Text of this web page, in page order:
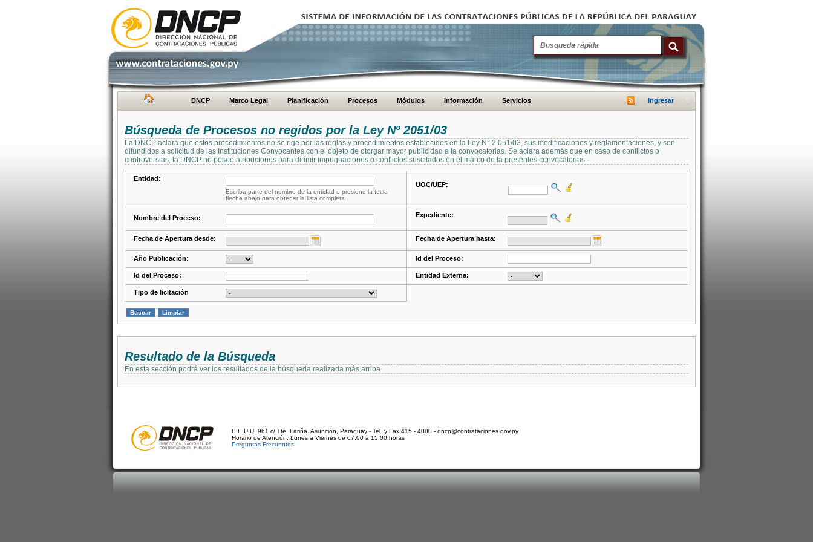
DNCP Marco Legal Planificación Procesos Módulos Información Servicios Ingresar
Búsqueda de Procesos no regidos por la Ley Nº 2051/03
La DNCP aclara que estos procedimientos no se rige por las reglas y procedimientos establecidos en la Ley N° 2.051/03, sus modificaciones y reglamentaciones, y son
difundidos a solicitud de las Instituciones Convocantes con el objeto de otorgar mayor publicidad a la convocatorias. Se aclara además que en caso de conflictos o
controversias, la DNCP no posee atribuciones para dirimir impugnaciones o conflictos suscitados en el marco de la presentes convocatorias.
Entidad:
Escriba parte del nombre de la entidad o presione la tecla
flecha abajo para obtener la lista completa
UOC/UEP:
Nombre del Proceso: Expediente:
Fecha de Apertura desde: Fecha de Apertura hasta:
Año Publicación: Id del Proceso:
Id del Proceso: Entidad Externa:
Tipo de licitación
Resultado de la Búsqueda
En esta sección podrá ver los resultados de la búsqueda realizada más arriba
E.E.U.U. 961 c/ Tte. Fariña. Asunción, Paraguay - Tel. y Fax 415 - 4000 - dncp@contrataciones.gov.py
Horario de Atención: Lunes a Viernes de 07:00 a 15:00 horas
Preguntas Frecuentes